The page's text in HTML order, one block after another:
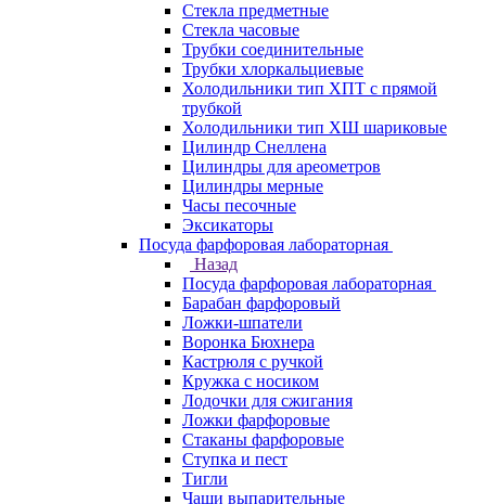
Стекла предметные
Стекла часовые
Трубки соединительные
Трубки хлоркальциевые
Холодильники тип ХПТ с прямой
трубкой
Холодильники тип ХШ шариковые
Цилиндр Снеллена
Цилиндры для ареометров
Цилиндры мерные
Часы песочные
Эксикаторы
Посуда фарфоровая лабораторная
Назад
Посуда фарфоровая лабораторная
Барабан фарфоровый
Ложки-шпатели
Воронка Бюхнера
Кастрюля с ручкой
Кружка с носиком
Лодочки для сжигания
Ложки фарфоровые
Стаканы фарфоровые
Ступка и пест
Тигли
Чаши выпарительные